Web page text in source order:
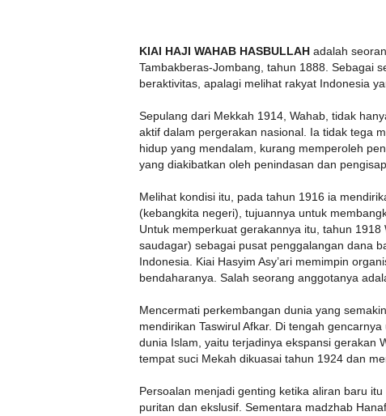
KIAI HAJI WAHAB HASBULLAH adalah
Tambakberas-Jombang, tahun 1888. Sebagai
beraktivitas, apalagi melihat rakyat Indonesia
Sepulang dari Mekkah 1914, Wahab, tidak
aktif dalam pergerakan nasional. Ia tidak tega
hidup yang mendalam, kurang memperoleh
yang diakibatkan oleh penindasan dan
Melihat kondisi itu, pada tahun 1916 ia
(kebangkita negeri), tujuannya untuk
Untuk memperkuat gerakannya itu, tahun
saudagar) sebagai pusat penggalangan dana
Indonesia. Kiai Hasyim Asy’ari memimpin
bendaharanya. Salah seorang anggotanya
Mencermati perkembangan dunia yang
mendirikan Taswirul Afkar. Di tengah
dunia Islam, yaitu terjadinya ekspansi gerakan
tempat suci Mekah dikuasai tahun 1924 dan
Persoalan menjadi genting ketika aliran baru
puritan dan ekslusif. Sementara madzhab